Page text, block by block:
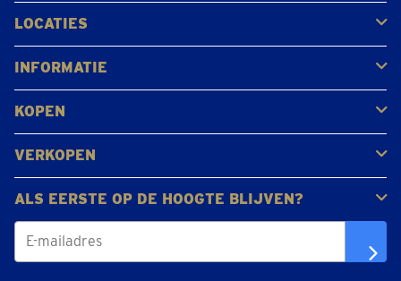
LOCATIES
Antwerpen
Brugge
Kapellen
Leuven
Mol
Schilde
Sint-Niklaas
Bekijk alle locaties
INFORMATIE
Veelgestelde vragen
Klantbeoordelingen
KOPEN
Goud kopen
Platina en palladium kopen
Zilver kopen
VERKOPEN
Gouden juwelen
Gouden munten
Gouden staven
ALS EERSTE OP DE HOOGTE BLIJVEN?